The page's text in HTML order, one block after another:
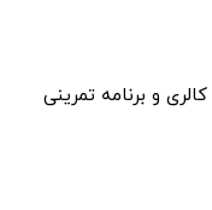
و برنامه تمرینی